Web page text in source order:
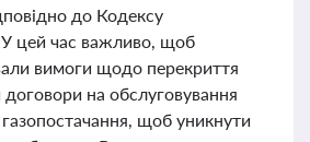
до Кодексу
У цей час важливо, щоб
вимоги щодо перекриття
договори на обслуговування
щоб уникнути